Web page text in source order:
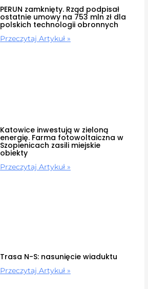
PERUN zamknięty. Rząd podpisał
ostatnie umowy na 753 mln zł dla
polskich technologii obronnych
Przeczytaj Artykuł »
Katowice inwestują w zieloną
energię. Farma fotowoltaiczna w
Szopienicach zasili miejskie
obiekty
Przeczytaj Artykuł »
Trasa N-S: nasunięcie wiaduktu
Przeczytaj Artykuł »